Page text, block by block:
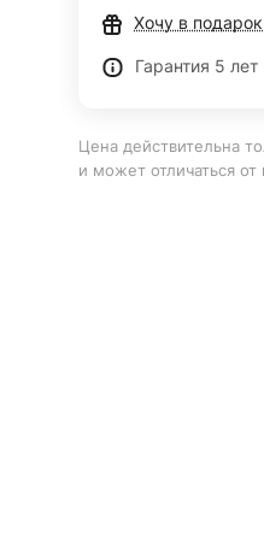
Хочу в подарок
Гарантия 5 лет
Цена действительна
и может отличаться